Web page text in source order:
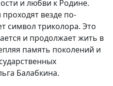
и любви к Родине.
везде по-
символ триколора. Это
и продолжает жить в
память поколений и
Балабкина.